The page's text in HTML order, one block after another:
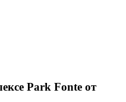
Park Fonte от